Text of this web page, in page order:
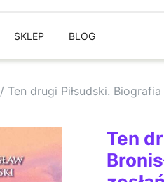
SKLEP BLOG
/ Ten drugi Piłsudski. Biografia
Ten